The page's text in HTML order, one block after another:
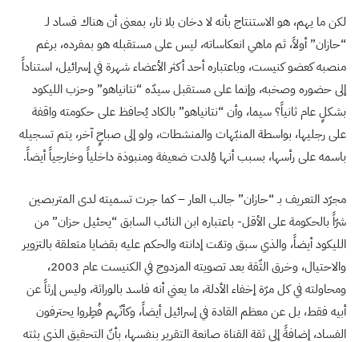
لكن ما يهم، هو الاستنتاج بأنه لا دخان بلا نار، بمعنى أن هناك فساد لـ
“حازان” أولاً، ثم ماهي انعكاساته، ليس على مستقبله هو بمفرده، برغم
منصبه كعضو كنيست، وباعتباره أحد أكثر الأعضاء شهرة في إسرائيل، استناداً
إلى حضوره وصخبه، وإنما على مستقبل سيدّه “نتانياهو” وحزب الليكود
بشكلٍ عام ثانياً؟ سيما، وأن “نتانياهو” بالكاد يُحافظ على حكومته واقفة
على رجليها، بواسطة المنبّهات والمنشطات، ولو إلى صباحٍ آخر، يتم تسجيله
باسمه على رأسها، بسبب أنها وُلدت ضعيفة ومنبوذة داخلياً وخارجياً أيضاً.
مجرّد التعريف بـ “حازان” جالب العار – كما جرت تسميته لدى المتربصين
شرّاً بالحكومة على الأقل- باعتباره ابن النائب السابق “يحئيل حزان” من
الليكود أيضاً، والذي سبق وتمّت إدانته والحكم عليه بقضايا متعلقة بالتزوير
والاحتيال، وخرق الثّقة بعد تصويته المزدوج في الكنيست عام 2003،
ومحاولته في كل مرّة إخفاء الأدلة، ما يعني أنه فاسد بالوراثة، وليس إرثاً عن
أبيه فقط، بل عن معظم القادة في إسرائيل أيضاً، وكأنّهم فُطِروا يحترفون
الفساد، إضافةً إلى ثقة القناة صانعة التقرير بنفسها، بأنّ التحقيق الذي بثته